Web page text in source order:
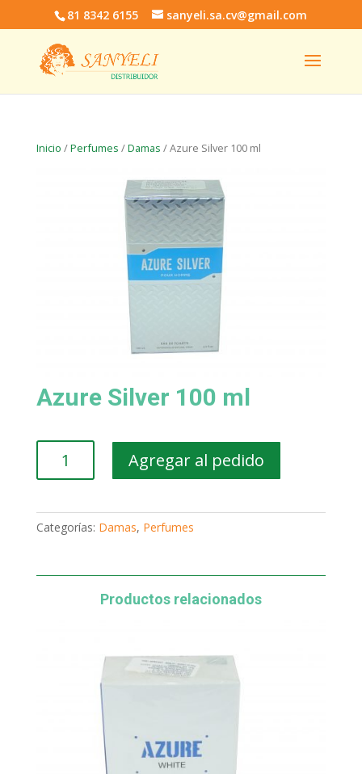
81 8342 6155 sanyeli.sa.cv@gmail.com
Inicio /Perfumes /Damas / Azure Silver 100 ml
Azure Silver 100 ml
cantidad
Agregar al pedido
Categorías: Damas, Perfumes
Productos relacionados